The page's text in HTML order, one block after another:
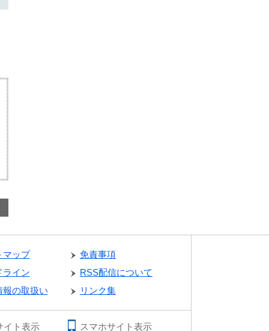
マップ
免責事項
ライン
RSS配信について
報の取扱い
リンク集
イト表示 スマホサイト表示